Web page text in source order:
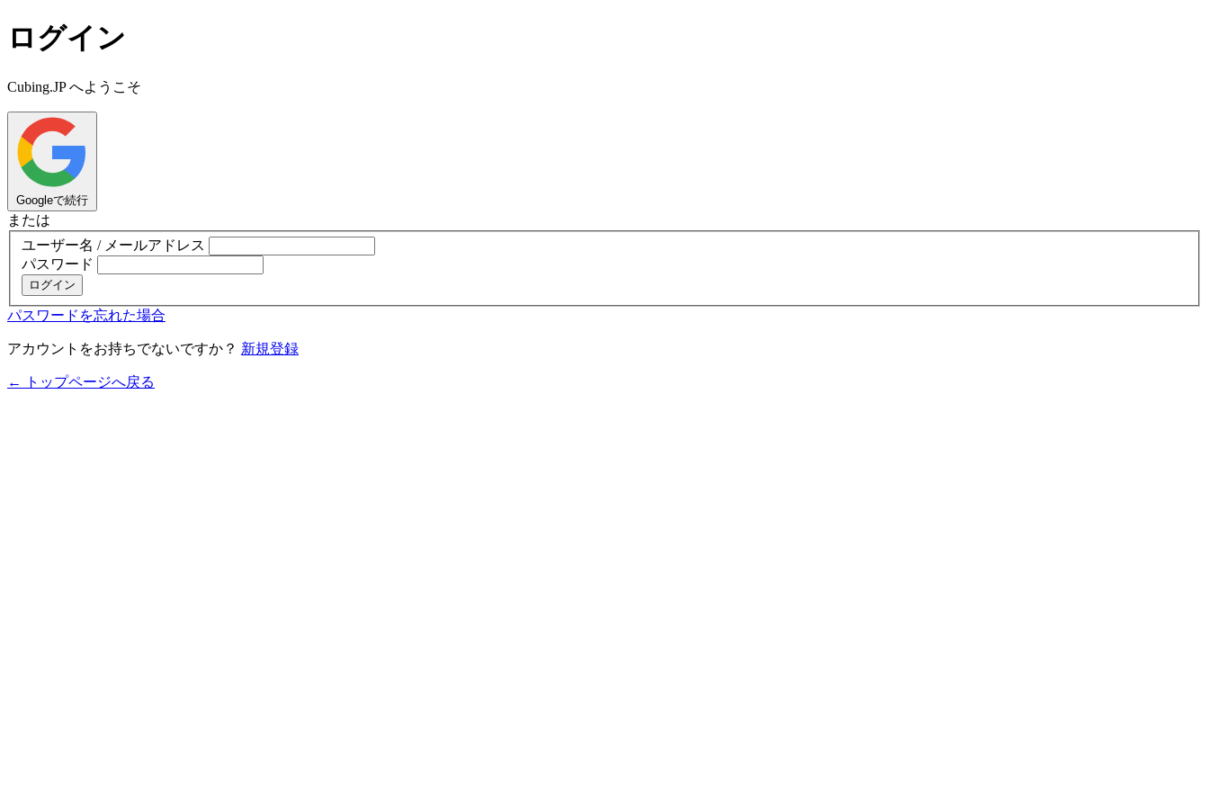
ログイン
Cubing.JP へようこそ
Googleで続行
または
ユーザー名 / メールアドレス
パスワード
ログイン
パスワードを忘れた場合
アカウントをお持ちでないですか？ 新規登録
← トップページへ戻る